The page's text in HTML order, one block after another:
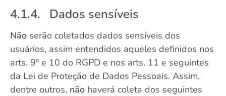
4.1.4. Dados sensíveis
Não serão coletados dados sensíveis dos
usuários, assim entendidos aqueles definidos nos
arts. 9º e 10 do RGPD e nos arts. 11 e seguintes
da Lei de Proteção de Dados Pessoais. Assim,
dentre outros, não haverá coleta dos seguintes